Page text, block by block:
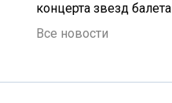
концерта звезд балета
Все новости